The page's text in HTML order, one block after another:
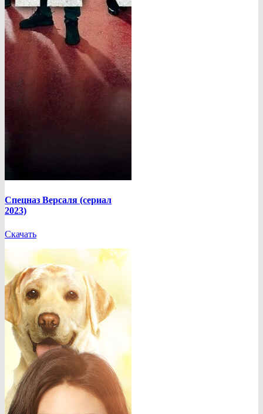
Спецназ Версаля (сериал
2023)
Скачать